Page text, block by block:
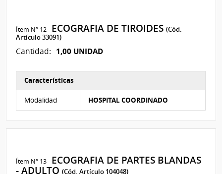
Ítem Nº 12 ECOGRAFIA DE TIROIDES(Cód.
Artículo 33091)
Cantidad: 1,00 UNIDAD
Características
Modalidad HOSPITAL COORDINADO
Ítem Nº 13
ECOGRAFIA DE PARTES BLANDAS
- ADULTO(Cód. Artículo 104048)